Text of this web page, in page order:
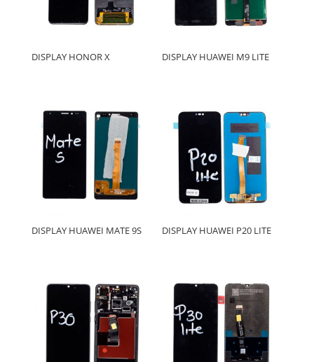
DISPLAY HONOR X DISPLAY HUAWEI M9 LITE
DISPLAY HUAWEI MATE 9S DISPLAY HUAWEI P20 LITE